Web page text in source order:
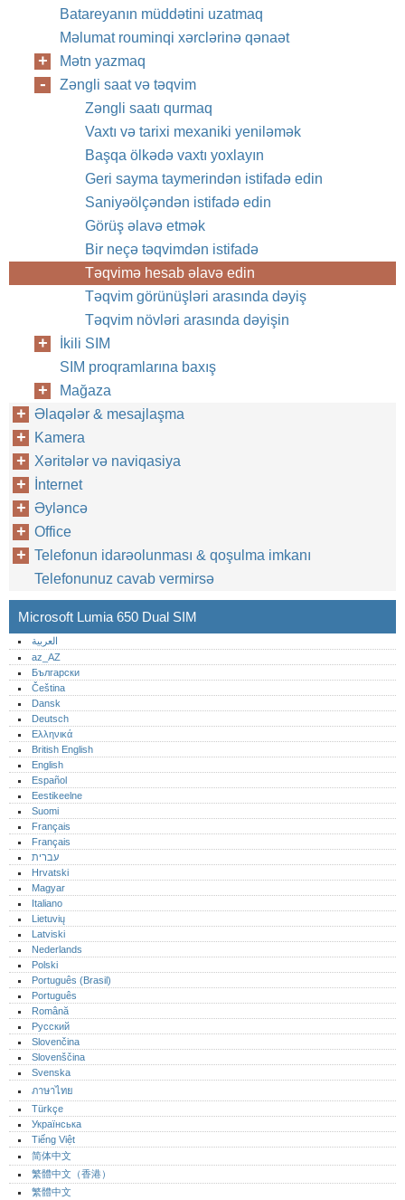
Batareyanın müddətini uzatmaq
Məlumat rouminqi xərclərinə qənaət
Mətn yazmaq
Zəngli saat və təqvim
Zəngli saatı qurmaq
Vaxtı və tarixi mexaniki yeniləmək
Başqa ölkədə vaxtı yoxlayın
Geri sayma taymerindən istifadə edin
Saniyəölçəndən istifadə edin
Görüş əlavə etmək
Bir neçə təqvimdən istifadə
Təqvimə hesab əlavə edin
Təqvim görünüşləri arasında dəyiş
Təqvim növləri arasında dəyişin
İkili SIM
SIM proqramlarına baxış
Mağaza
Əlaqələr & mesajlaşma
Kamera
Xəritələr və naviqasiya
İnternet
Əyləncə
Office
Telefonun idarəolunması & qoşulma imkanı
Telefonunuz cavab vermirsə
Microsoft Lumia 650 Dual SIM
العربية
az_AZ
Български
Čeština
Dansk
Deutsch
Ελληνικά
British English
English
Español
Eestikeelne
Suomi
Français
Français
עברית
Hrvatski
Magyar
Italiano
Lietuvių
Latviski
Nederlands
Polski
Português (Brasil)
Português‎
Română
Русский
Slovenčina
Slovenščina
Svenska
ภาษาไทย
Türkçe
Українська
Tiếng Việt
简体中文
繁體中文（香港）
繁體中文